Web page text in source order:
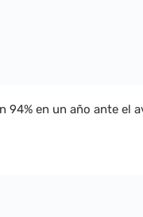
94% en un año ante el